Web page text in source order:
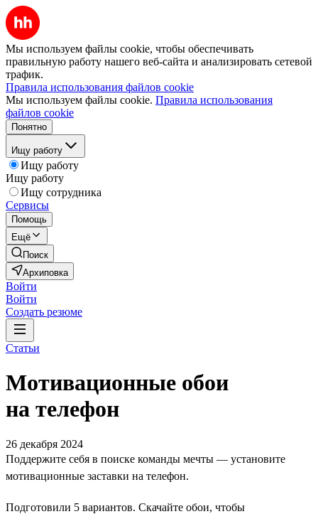
Мы используем файлы cookie, чтобы обеспечивать
правильную работу нашего веб-сайта и анализировать сетевой
трафик.
Правила использования файлов cookie
Мы используем файлы cookie. Правила использования
файлов cookie
Понятно
Ищу работу
Ищу работу
Ищу работу
Ищу сотрудника
Сервисы
Помощь
Ещё
Поиск
Архиповка
Войти
Войти
Создать резюме
Статьи
Мотивационные обои
на телефон
26 декабря 2024
Поддержите себя в поиске команды мечты — установите
мотивационные заставки на телефон.
Подготовили 5 вариантов. Скачайте обои, чтобы